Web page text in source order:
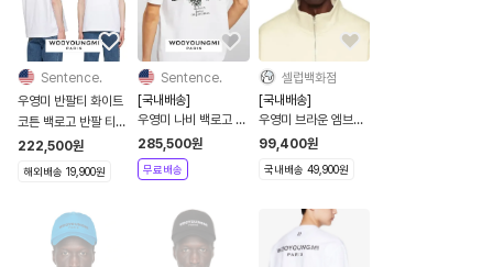
Sentence.
우영미 반팔티 화이트
코튼 백로고 반팔 티셔
츠 25SS
222,500원
해외배송 19,900원
Sentence.
[국내배송]
우영미 나비 백로고 티
셔츠 화이트
285,500원
무료배송
셀럽백화점
[국내배송]
우영미 브라운 엠브로
이드 볼캡 로고 명품
볼캡 야구모자 캡모자
국품절상품
99,400원
국내배송 49,900원